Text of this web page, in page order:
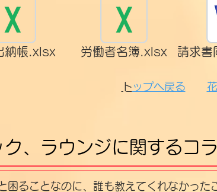
納帳.xlsx 労働者名簿.xlsx 請求
​トップへ戻る​​
ク、ラウンジに関するコ
困ることなのに、誰も教えてくれなかっ